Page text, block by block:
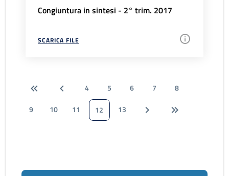
Congiuntura in sintesi - 2° trim. 2017
SCARICA FILE
4 5 6 7
8
9
10 11 12 13